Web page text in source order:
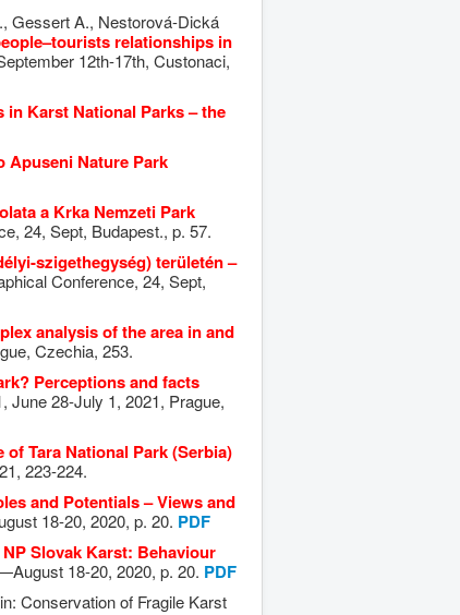
Gessert A., Nestorová-Dická
relationships in
12th-17th, Custonaci,
Karst National Parks – the
Apuseni Nature Park
a Krka Nemzeti Park
24, Sept, Budapest., p. 57.
szigethegység) területén –
Conference, 24, Sept,
analysis of the area in and
Czechia, 253.
Perceptions and facts
June 28-July 1, 2021, Prague,
Tara National Park (Serbia)
223-224.
and Potentials – Views and
18-20, 2020, p. 20. PDF
Slovak Karst: Behaviour
18-20, 2020, p. 20. PDF
in: Conservation of Fragile Karst